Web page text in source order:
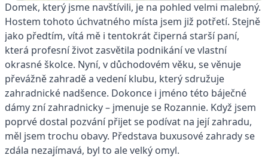
Domek, který jsme navštívili, je na pohled velmi malebný.
Hostem tohoto úchvatného místa jsem již potřetí. Stejně
jako předtím, vítá mě i tentokrát čiperná starší paní,
která profesní život zasvětila podnikání ve vlastní
okrasné školce. Nyní, v důchodovém věku, se věnuje
převážně zahradě a vedení klubu, který sdružuje
zahradnické nadšence. Dokonce i jméno této báječné
dámy zní zahradnicky – jmenuje se Rozannie. Když jsem
poprvé dostal pozvání přijet se podívat na její zahradu,
měl jsem trochu obavy. Představa buxusové zahrady se
zdála nezajímavá, byl to ale velký omyl.